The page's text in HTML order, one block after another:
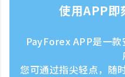
使用APP即
PayForex APP是一
您可通过指尖轻点，随